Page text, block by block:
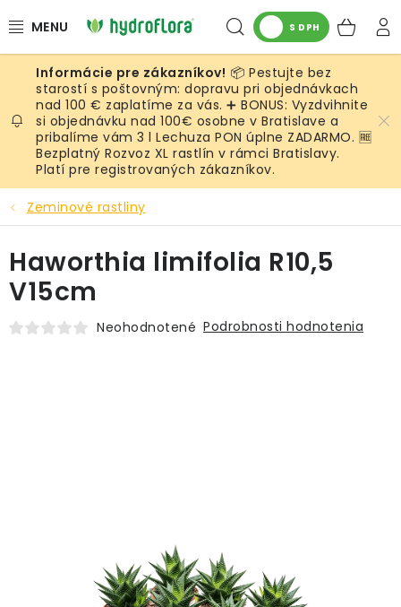
na
Hľadať
S DPH
RASTLINY
UMELÉ RASTLINY
KVETINÁČE
SUBSTRÁTY A PRÍSLUŠENSTVO
SERVIS INTERIÉROVEJ ZELENE
NA OBJEDNÁVKU
📦 Pestujte bez
starostí s poštovným: dopravu pri objednávkach
nad 100 € zaplatíme za vás. ➕ BONUS: Vyzdvihnite
si objednávku nad 100€ osobne v Bratislave a
pribalíme vám 3 l Lechuza PON úplne ZADARMO. 🆓
Bezplatný Rozvoz XL rastlín v rámci Bratislavy.
Platí pre registrovaných zákazníkov.
Zeminové rastliny
Haworthia limifolia R10,5
V15cm
Neohodnotené Podrobnosti hodnotenia